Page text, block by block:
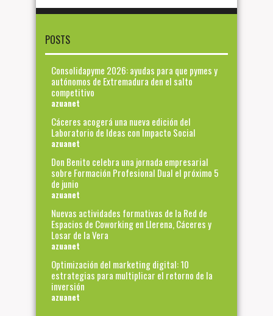
POSTS
Consolidapyme 2026: ayudas para que pymes y
autónomos de Extremadura den el salto
competitivo
azuanet
Cáceres acogerá una nueva edición del
Laboratorio de Ideas con Impacto Social
azuanet
Don Benito celebra una jornada empresarial
sobre Formación Profesional Dual el próximo 5
de junio
azuanet
Nuevas actividades formativas de la Red de
Espacios de Coworking en Llerena, Cáceres y
Losar de la Vera
azuanet
Optimización del marketing digital: 10
estrategias para multiplicar el retorno de la
inversión
azuanet